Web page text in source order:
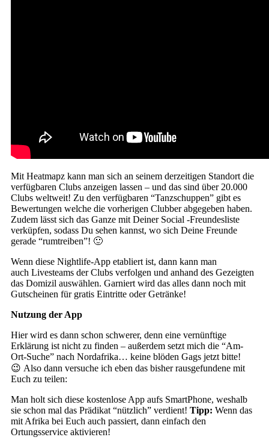
Mit Heatmapz kann man sich an seinem derzeitigen Standort die
verfügbaren Clubs anzeigen lassen – und das sind über 20.000
Clubs weltweit! Zu den verfügbaren “Tanzschuppen” gibt es
Bewertungen welche die vorherigen Clubber abgegeben haben.
Zudem lässt sich das Ganze mit Deiner Social -Freundesliste
verküpfen, sodass Du sehen kannst, wo sich Deine Freunde
gerade “rumtreiben”! 🙂
Wenn diese Nightlife-App etabliert ist, dann kann man
auch Livesteams der Clubs verfolgen und anhand des Gezeigten
das Domizil auswählen. Garniert wird das alles dann noch mit
Gutscheinen für gratis Eintritte oder Getränke!
Nutzung der App
Hier wird es dann schon schwerer, denn eine vernünftige
Erklärung ist nicht zu finden – außerdem setzt mich die “Am-
Ort-Suche” nach Nordafrika… keine blöden Gags jetzt bitte!
😉 Also dann versuche ich eben das bisher rausgefundene mit
Euch zu teilen:
Man holt sich diese kostenlose App aufs SmartPhone, weshalb
sie schon mal das Prädikat “nützlich” verdient! Tipp: Wenn das
mit Afrika bei Euch auch passiert, dann einfach den
Ortungsservice aktivieren!